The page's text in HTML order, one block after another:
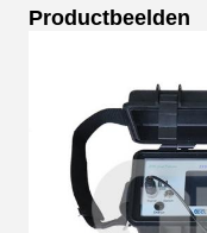
Productbeelden